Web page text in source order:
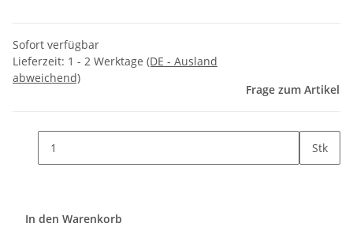
Sofort verfügbar
Lieferzeit: 1 - 2 Werktage (DE - Ausland
abweichend)
Frage zum Artikel
Stk
In den Warenkorb